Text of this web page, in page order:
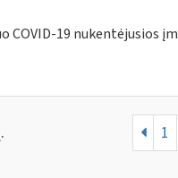
COVID-19 nukentėjusios
1